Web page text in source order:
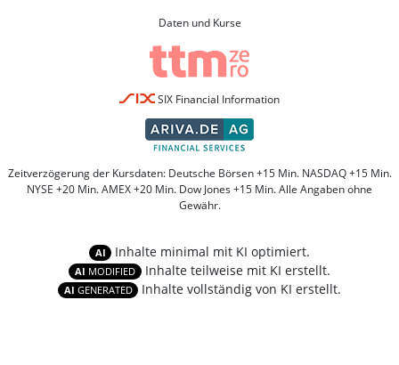
Daten und Kurse
SIX Financial Information
Zeitverzögerung der Kursdaten: Deutsche Börsen +15 Min. NASDAQ +15 Min.
NYSE +20 Min. AMEX +20 Min. Dow Jones +15 Min. Alle Angaben ohne
Gewähr.
AI Inhalte minimal mit KI optimiert.
AI MODIFIED Inhalte teilweise mit KI erstellt.
AI GENERATED Inhalte vollständig von KI erstellt.